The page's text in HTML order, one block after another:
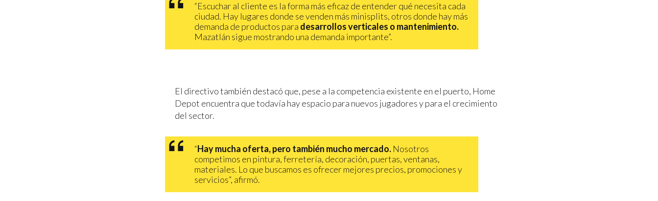
“Escuchar al cliente es la forma más eficaz de entender qué necesita cada
ciudad. Hay lugares donde se venden más minisplits, otros donde hay más
demanda de productos para desarrollos verticales o mantenimiento.
Mazatlán sigue mostrando una demanda importante”.
El directivo también destacó que, pese a la competencia existente en el puerto, Home
Depot encuentra que todavía hay espacio para nuevos jugadores y para el crecimiento
del sector.
“Hay mucha oferta, pero también mucho mercado. Nosotros
competimos en pintura, ferretería, decoración, puertas, ventanas,
materiales. Lo que buscamos es ofrecer mejores precios, promociones y
servicios”, afirmó.